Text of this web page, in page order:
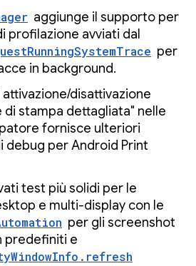
aggiunge il supporto per
profilazione avviati dal
per
in background.
attivazione/disattivazione
di stampa dettagliata" nelle
fornisce ulteriori
debug per Android Print
test più solidi per le
e multi-display con le
per gli screenshot
predefiniti e